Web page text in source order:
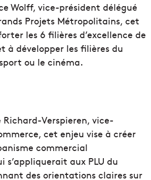
Wolff, vice-président délégué
Projets Métropolitains, cet
les 6 filières d’excellence de
à développer les filières du
ou le cinéma.
Verspieren, vice-
cet enjeu vise à créer
commercial
aux PLU du
des orientations claires sur